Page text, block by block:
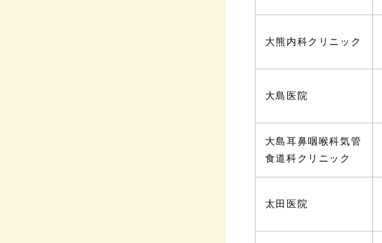
大熊内科クリニック
大島医院
大島耳鼻咽喉科気管
食道科クリニック
太田医院